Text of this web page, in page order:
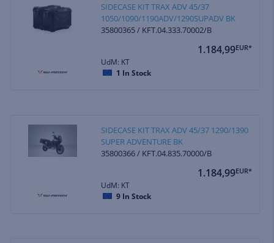
SIDECASE KIT TRAX ADV 45/37
1050/1090/1190ADV/1290SUPADV BK
35800365 / KFT.04.333.70002/B
1.184,99EUR*
UdM: KT
1 In Stock
SIDECASE KIT TRAX ADV 45/37 1290/1390
SUPER ADVENTURE BK
35800366 / KFT.04.835.70000/B
1.184,99EUR*
UdM: KT
9 In Stock